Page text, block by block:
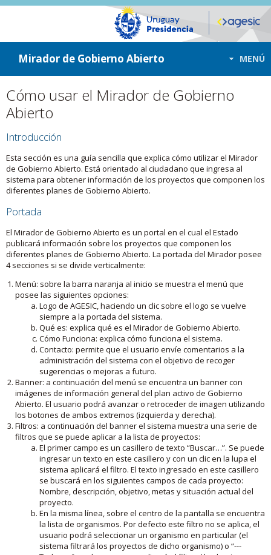
ir a contenido
ir al menú
Mirador de Gobierno Abierto MENÚ
Cómo usar el Mirador de Gobierno
Abierto
Introducción
Esta sección es una guía sencilla que explica cómo utilizar el Mirador
de Gobierno Abierto. Está orientado al ciudadano que ingresa al
sistema para obtener información de los proyectos que componen los
diferentes planes de Gobierno Abierto.
Portada
El Mirador de Gobierno Abierto es un portal en el cual el Estado
publicará información sobre los proyectos que componen los
diferentes planes de Gobierno Abierto. La portada del Mirador posee
4 secciones si se divide verticalmente:
Menú: sobre la barra naranja al inicio se muestra el menú que
posee las siguientes opciones:
Logo de AGESIC, haciendo un clic sobre el logo se vuelve
siempre a la portada del sistema.
Qué es: explica qué es el Mirador de Gobierno Abierto.
Cómo Funciona: explica cómo funciona el sistema.
Contacto: permite que el usuario envíe comentarios a la
administración del sistema con el objetivo de recoger
sugerencias o mejoras a futuro.
Banner: a continuación del menú se encuentra un banner con
imágenes de información general del plan activo de Gobierno
Abierto. El usuario podrá avanzar o retroceder de imagen utilizando
los botones de ambos extremos (izquierda y derecha).
Filtros: a continuación del banner el sistema muestra una serie de
filtros que se puede aplicar a la lista de proyectos:
El primer campo es un casillero de texto “Buscar…”. Se puede
ingresar un texto en este casillero y con un clic en la lupa el
sistema aplicará el filtro. El texto ingresado en este casillero
se buscará en los siguientes campos de cada proyecto:
Nombre, descripción, objetivo, metas y situación actual del
proyecto.
En la misma línea, sobre el centro de la pantalla se encuentra
la lista de organismos. Por defecto este filtro no se aplica, el
usuario podrá seleccionar un organismo en particular (el
sistema filtrará los proyectos de dicho organismo) o “---